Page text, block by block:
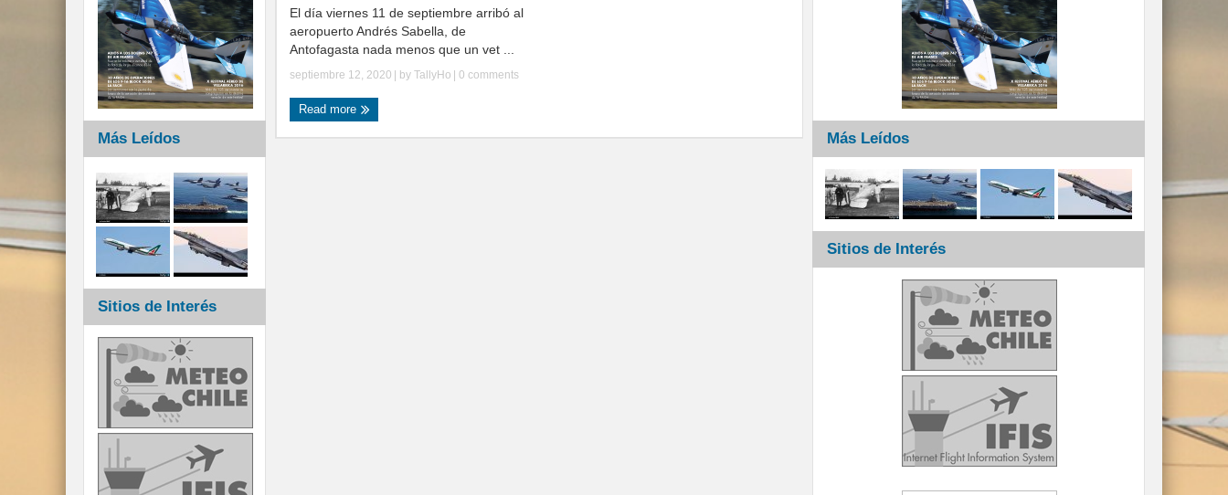
El día viernes 11 de septiembre arribó al
aeropuerto Andrés Sabella, de
Antofagasta nada menos que un vet ...
septiembre 12, 2020 | by TallyHo 0 comments
Read more
Más Leídos
Sitios de Interés
Más Leídos
Sitios de Interés